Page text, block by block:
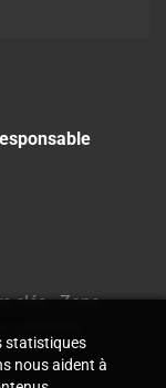
clés-Zone
statistiques
nous aident à